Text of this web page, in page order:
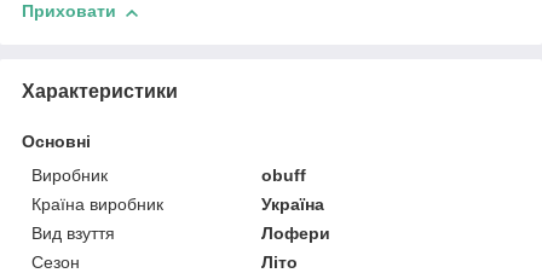
Приховати
Характеристики
Основні
Виробник
obuff
Країна виробник
Україна
Вид взуття
Лофери
Сезон
Літо